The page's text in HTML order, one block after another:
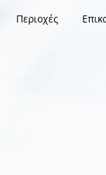
Περιοχές